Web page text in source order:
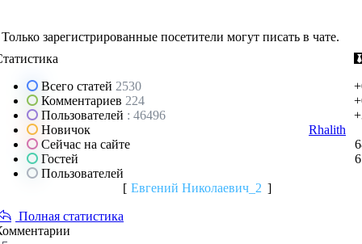
Только зарегистрированные посетители могут писать в чате.
Всего статей 2530
Комментариев 224
Пользователей : 46496
Новичок
Rhalith
Сейчас на сайте
Гостей
Пользователей
[ Евгений Николаевич_2 ]
Полная статистика